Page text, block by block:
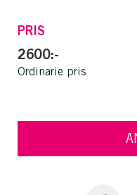
PRIS
2600:-
Ordinarie pris